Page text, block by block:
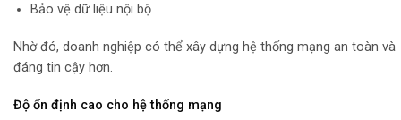
Bảo vệ dữ liệu nội bộ
Nhờ đó, doanh nghiệp có thể xây dựng hệ thống mạng an toàn và
đáng tin cậy hơn.
Độ ổn định cao cho hệ thống mạng